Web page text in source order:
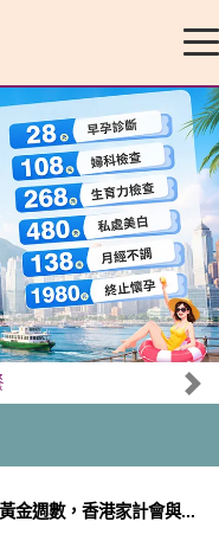
金週數，香港家計會與...